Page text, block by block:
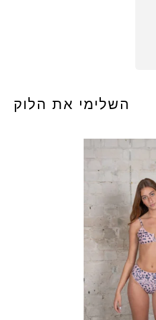
השלימי את הלוק